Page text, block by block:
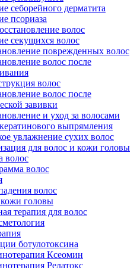
себорейного дерматита
псориаза
волос
секущихся волос
поврежденных волос
волос после
волос
волос после
завивки
и уход за волосами
выпрямления
увлажнение сухих волос
для волос и кожи головы
волос
волос
волос
головы
терапия для волос
ботулотоксина
Ксеомин
Релатокс